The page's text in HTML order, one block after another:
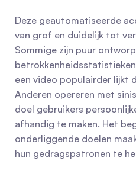
Deze geautomatiseerde
van grof en duidelijk tot
Sommige zijn puur
een video populairder lijkt
Anderen opereren met
doel gebruikers
afhandig te maken. Het
onderliggende doelen
hun gedragspatronen te